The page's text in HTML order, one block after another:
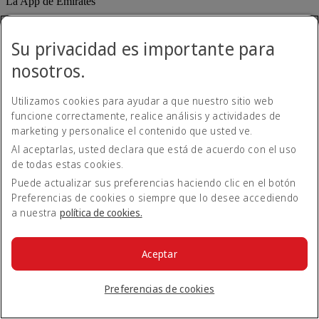
App StoreApp Store
Google Play
Huawei App Gallery
Conecte con nosotros
Comparta su experiencia Emirates.
Declaración de accesibilidad
Condiciones generales
Su privacidad es importante para
nosotros.
Utilizamos cookies para ayudar a que nuestro sitio web
funcione correctamente, realice análisis y actividades de
marketing y personalice el contenido que usted ve.
Al aceptarlas, usted declara que está de acuerdo con el uso
de todas estas cookies.
Puede actualizar sus preferencias haciendo clic en el botón
Preferencias de cookies o siempre que lo desee accediendo
a nuestra política de cookies.
Preferencias de cookies
Aceptar